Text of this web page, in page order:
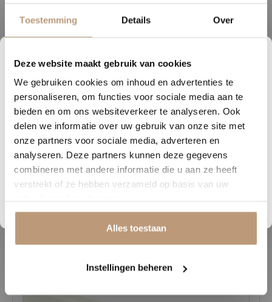
1
DAGEN
10
UREN
51
MINUTEN
38
SECONDEN
Nu tijdelijk 10% korting op
jouw vloer
Vraag snel een offerte aan en bespaar direct.
Bekijk plak PVC vloeren
Toestemming Details Over
Deze website maakt gebruik van cookies
We gebruiken cookies om inhoud en advertenties te
personaliseren, om functies voor sociale media aan te
bieden en om ons websiteverkeer te analyseren. Ook
delen we informatie over uw gebruik van onze site met
onze partners voor sociale media, adverteren en
analyseren. Deze partners kunnen deze gegevens
combineren met andere informatie die u aan ze heeft
verstrekt of ze hebben verzameld op basis van uw
Alles toestaan
Instellingen beheren
punt. Voor een perfect doorlopend geheel zijn er bijpassende
Daarnaast zijn de XL-plank en visgraat XL ook verkrijgbaar in een
Rigid Click variant, wat zorgt voor extra flexibiliteit en
installatiegemak. Hierdoor is Cervo niet alleen geschikt voor
particuliere woningen, maar ook voor projectinrichting.
Met Cervo kies je voor een elegante, veelzijdige pvc-collectie met
eindeloze mogelijkheden en een rustige, authentieke uitstraling die
jarenlang mooi blijft. Verkrijgbaar bij Vloerenhuys de Veluwe.